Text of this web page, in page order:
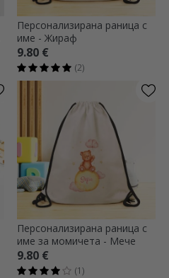
Персонализирана раница с
име - Жираф
9.80 €
(2)
Персонализирана раница с
име за момичета - Мече
9.80 €
(1)